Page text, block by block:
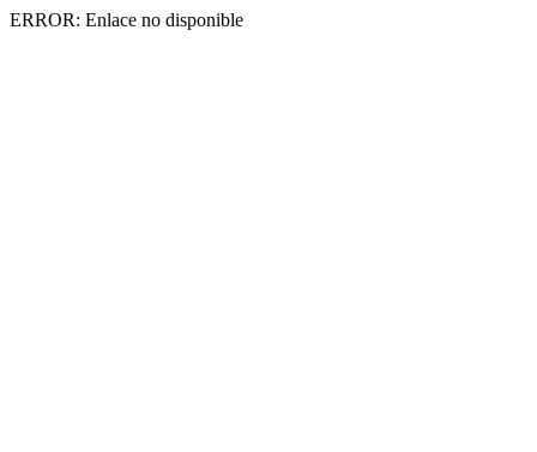
ERROR: Enlace no disponible